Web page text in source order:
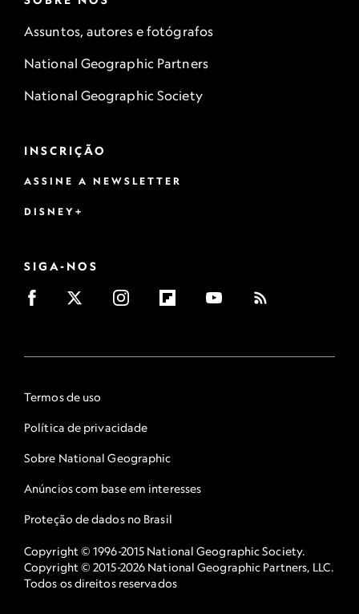
Assuntos, autores e fotógrafos
National Geographic Partners
National Geographic Society
INSCRIÇÃO
ASSINE A NEWSLETTER
DISNEY+
SIGA-NOS
Termos de uso
Política de privacidade
Sobre National Geographic
Anúncios com base em interesses
Proteção de dados no Brasil
Copyright © 1996-2015 National Geographic Society.
Copyright © 2015-2026 National Geographic Partners, LLC.
Todos os direitos reservados